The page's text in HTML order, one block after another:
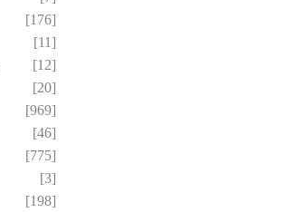
[176]
[11]
[12]
[20]
[969]
[46]
[775]
[3]
[198]